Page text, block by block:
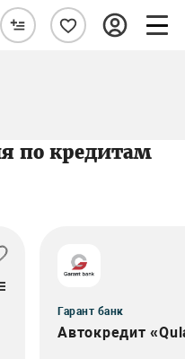
по кредитам
Гарант банк
Автокредит